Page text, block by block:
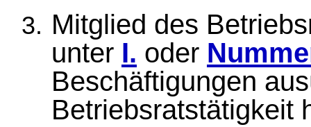
Mitglied des
unter I. oder
Beschäftigungen
Betriebsratstätigkeit